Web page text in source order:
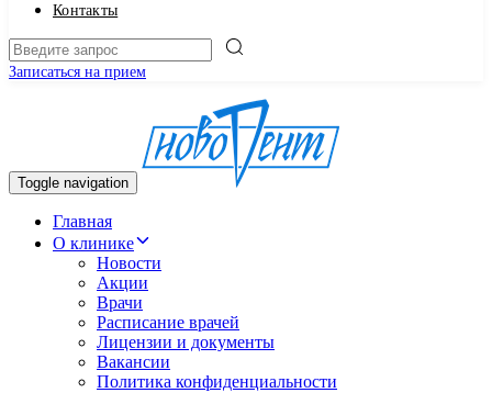
Контакты
Записаться на прием
Toggle navigation
Главная
О клинике
Новости
Акции
Врачи
Расписание врачей
Лицензии и документы
Вакансии
Политика конфиденциальности